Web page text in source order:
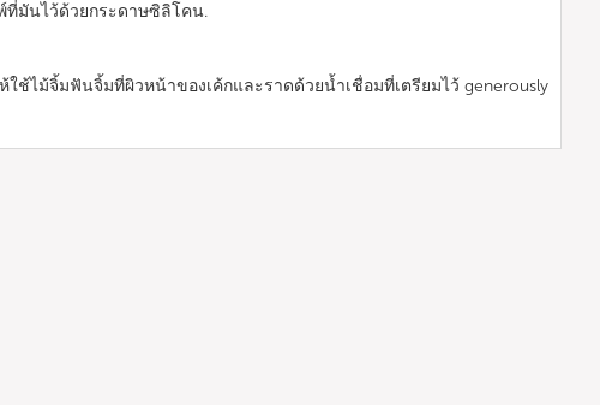
ที่มันไว้ด้วยกระดาษซิลิโคน.
ห้ใช้ไม้จิ้มฟันจิ้มที่ผิวหน้าของเค้กและราดด้วยน้ำเชื่อมที่เตรียมไว้ generously